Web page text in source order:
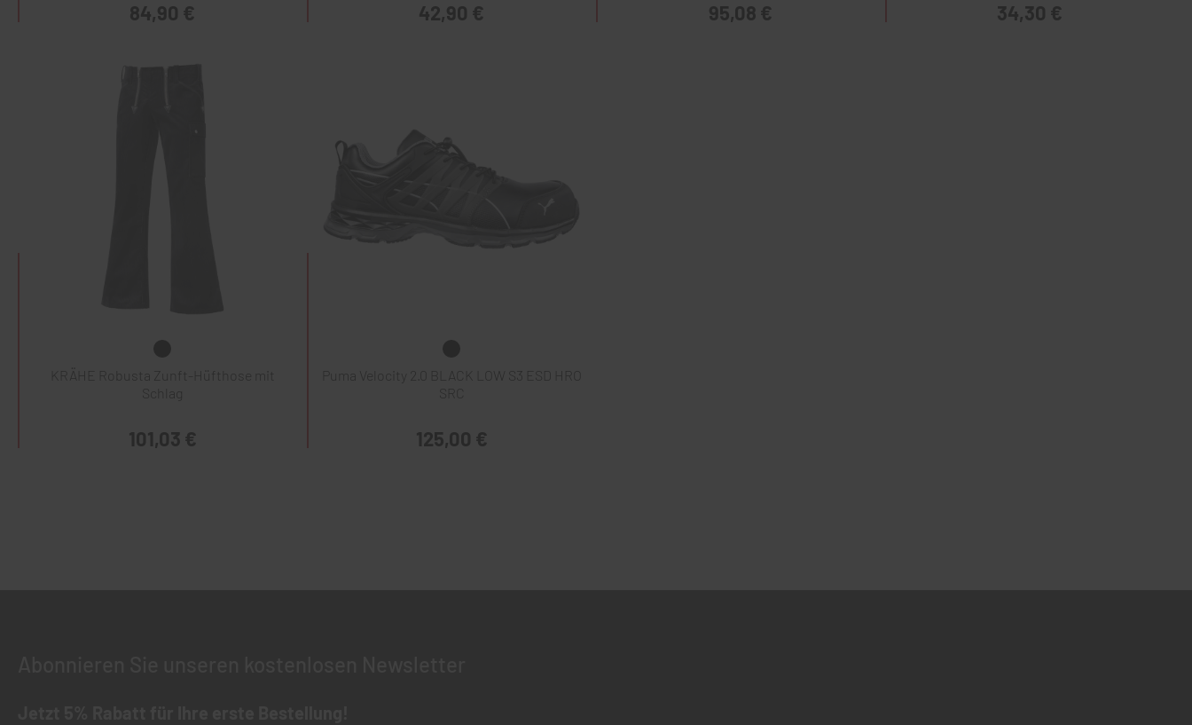
84,90 € 42,90 € 95,08 € 34,30 €
KRÄHE Robusta Zunft-Hüfthose mit
Schlag
101,03 €
Puma Velocity 2.0 BLACK LOW S3 ESD HRO
125,00 €